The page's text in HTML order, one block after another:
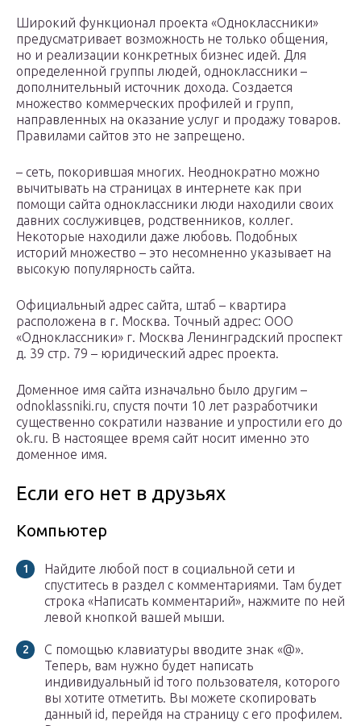
Широкий функционал проекта «Одноклассники»
предусматривает возможность не только общения,
но и реализации конкретных бизнес идей. Для
определенной группы людей, одноклассники –
дополнительный источник дохода. Создается
множество коммерческих профилей и групп,
направленных на оказание услуг и продажу товаров.
Правилами сайтов это не запрещено.
– сеть, покорившая многих. Неоднократно можно
вычитывать на страницах в интернете как при
помощи сайта одноклассники люди находили своих
давних сослуживцев, родственников, коллег.
Некоторые находили даже любовь. Подобных
историй множество – это несомненно указывает на
высокую популярность сайта.
Официальный адрес сайта, штаб – квартира
расположена в г. Москва. Точный адрес: ООО
«Одноклассники» г. Москва Ленинградский проспект
д. 39 стр. 79 – юридический адрес проекта.
Доменное имя сайта изначально было другим –
odnoklassniki.ru, спустя почти 10 лет разработчики
существенно сократили название и упростили его до
ok.ru. В настоящее время сайт носит именно это
доменное имя.
Если его нет в друзьях
Компьютер
Найдите любой пост в социальной сети и
спуститесь в раздел с комментариями. Там будет
строка «Написать комментарий», нажмите по ней
левой кнопкой вашей мыши.
С помощью клавиатуры вводите знак «@».
Теперь, вам нужно будет написать
индивидуальный id того пользователя, которого
вы хотите отметить. Вы можете скопировать
данный id, перейдя на страницу с его профилем.